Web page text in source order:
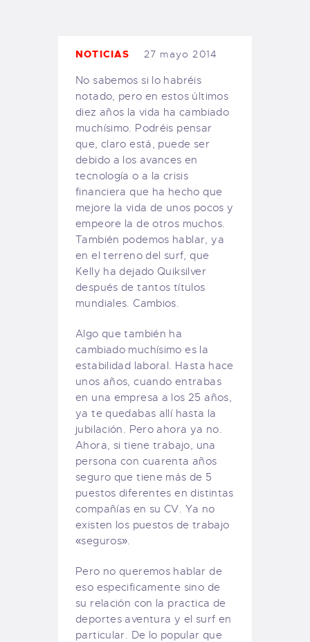
PEDIDOS
NOTICIAS 27 mayo 2014
No sabemos si lo habréis
notado, pero en estos últimos
diez años la vida ha cambiado
muchísimo. Podréis pensar
que, claro está, puede ser
debido a los avances en
tecnología o a la crisis
financiera que ha hecho que
mejore la vida de unos pocos y
empeore la de otros muchos.
También podemos hablar, ya
en el terreno del surf, que
Kelly ha dejado Quiksilver
después de tantos títulos
mundiales. Cambios.
Algo que también ha
cambiado muchísimo es la
estabilidad laboral. Hasta hace
unos años, cuando entrabas
en una empresa a los 25 años,
ya te quedabas allí hasta la
jubilación. Pero ahora ya no.
Ahora, si tiene trabajo, una
persona con cuarenta años
seguro que tiene más de 5
puestos diferentes en distintas
compañías en su CV. Ya no
existen los puestos de trabajo
«seguros».
Pero no queremos hablar de
eso especificamente sino de
su relación con la practica de
deportes aventura y el surf en
particular. De lo popular que